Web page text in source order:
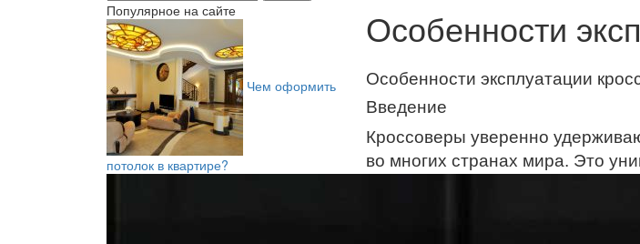
Особенности
Особенности эксплуатации
Введение
Кроссоверы уверенно
во многих странах мира. Это
Популярное на сайте
Чем оформить
потолок в квартире?